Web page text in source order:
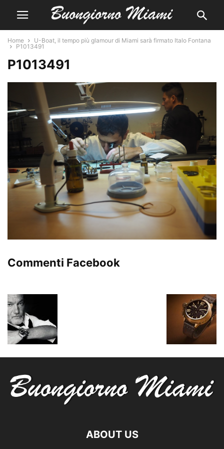
Home
U-Boat, il tempo più glamour di Miami sarà firmato Italo Fontana
P1013491
P1013491
Commenti Facebook
ABOUT US